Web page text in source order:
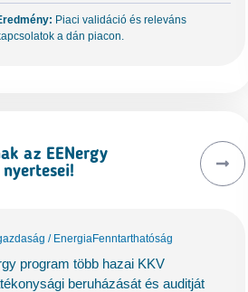
Piaci validáció és releváns
a dán piacon.
az EENergy
/ EnergiaFenntarthatóság
program több hazai KKV
beruházását és auditját